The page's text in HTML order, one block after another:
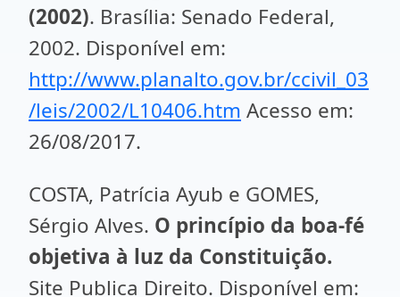
(2002). Brasília: Senado Federal,
2002. Disponível em:
http://www.planalto.gov.br/ccivil_03
/leis/2002/L10406.htm Acesso em:
26/08/2017.
COSTA, Patrícia Ayub e GOMES,
Sérgio Alves. O princípio da boa-fé
objetiva à luz da Constituição.
Site Publica Direito. Disponível em: